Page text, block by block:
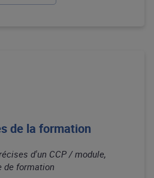
de la formation
d'un CCP / module,
de formation